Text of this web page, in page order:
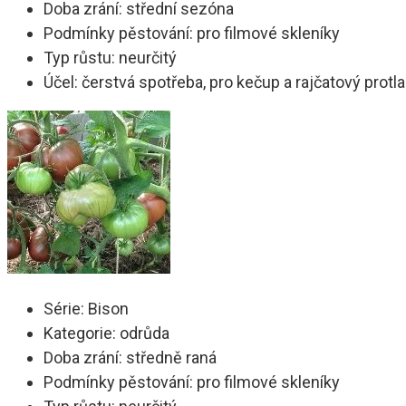
Doba zrání: střední sezóna
Podmínky pěstování: pro filmové skleníky
Typ růstu: neurčitý
Účel: čerstvá spotřeba, pro kečup a rajčatový
Série: Bison
Kategorie: odrůda
Doba zrání: středně raná
Podmínky pěstování: pro filmové skleníky